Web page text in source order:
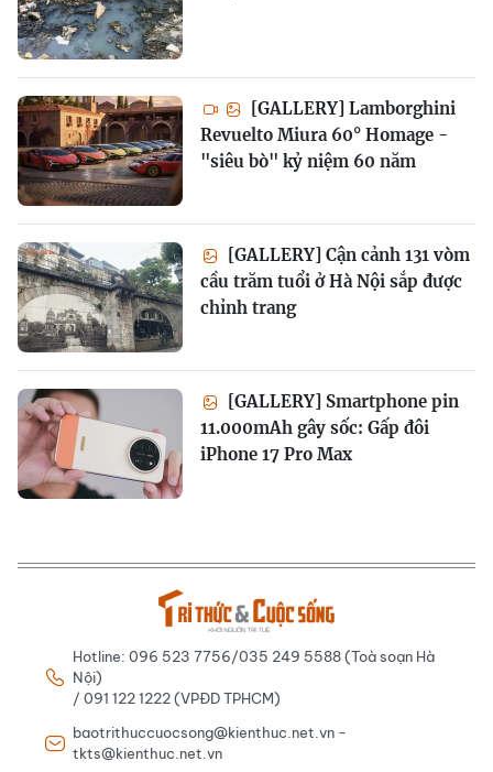
[GALLERY] Lamborghini
Revuelto Miura 60° Homage -
"siêu bò" kỷ niệm 60 năm
[GALLERY] Cận cảnh 131 vòm
cầu trăm tuổi ở Hà Nội sắp được
chỉnh trang
[GALLERY] Smartphone pin
11.000mAh gây sốc: Gấp đôi
iPhone 17 Pro Max
Hotline: 096 523 7756/035 249 5588 (Toà soạn Hà
Nội)
/ 091 122 1222 (VPĐD TPHCM)
baotrithuccuocsong@kienthuc.net.vn -
tkts@kienthuc.net.vn